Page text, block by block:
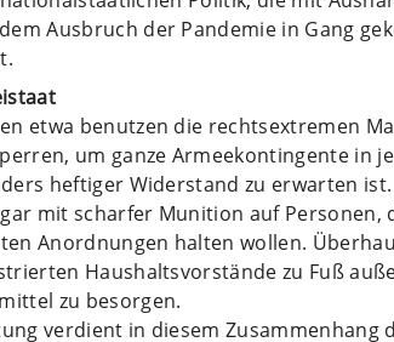
Ausbruch der Pandemie in Gang
etwa benutzen die rechtsextremen
um ganze Armeekontingente in
heftiger Widerstand zu erwarten
mit scharfer Munition auf Personen,
Anordnungen halten wollen.
Haushaltsvorstände zu Fuß
zu besorgen.
verdient in diesem Zusammenhang